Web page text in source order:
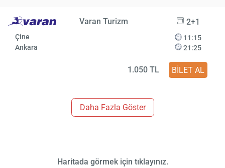
Varan Turizm 2+1
Çine
Ankara
11:15
21:25
1.050 TL BİLET AL
Daha Fazla Göster
Haritada görmek için tıklayınız.